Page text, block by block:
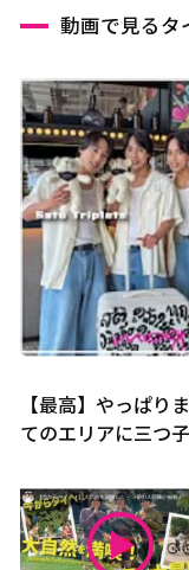
動画で見るタ
【最高】やっぱり
てのエリアに三つ